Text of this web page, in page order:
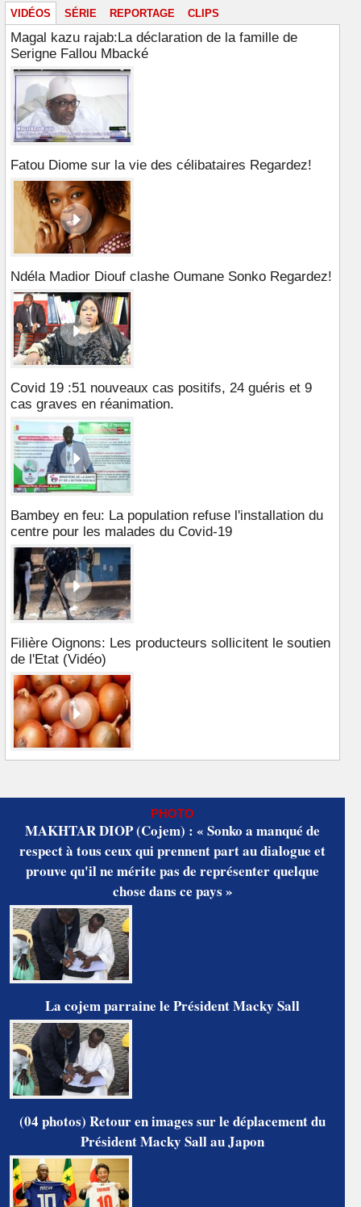
VIDÉOS SÉRIE REPORTAGE CLIPS
Magal kazu rajab:La déclaration de la famille de
Serigne Fallou Mbacké
Fatou Diome sur la vie des célibataires Regardez!
Ndéla Madior Diouf clashe Oumane Sonko Regardez!
Covid 19 :51 nouveaux cas positifs, 24 guéris et 9
cas graves en réanimation.
Bambey en feu: La population refuse l'installation du
centre pour les malades du Covid-19
Filière Oignons: Les producteurs sollicitent le soutien
de l'Etat (Vidéo)
PHOTO
MAKHTAR DIOP (Cojem) : « Sonko a manqué de
respect à tous ceux qui prennent part au dialogue et
prouve qu'il ne mérite pas de représenter quelque
chose dans ce pays »
La cojem parraine le Président Macky Sall
(04 photos) Retour en images sur le déplacement du
Président Macky Sall au Japon